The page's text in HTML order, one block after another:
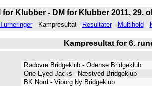
for Klubber - DM for Klubber 2011, 29.
Turneringer Kampresultat Resultater Multihold
Kampresultat for 6.
Rødovre Bridgeklub - Odense Bridgeklub
One Eyed Jacks - Næstved Bridgeklub
BK Nord - Viborg Ny Bridgeklub